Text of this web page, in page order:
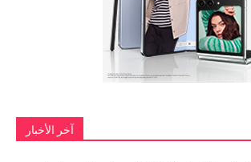
آخر الأخبار